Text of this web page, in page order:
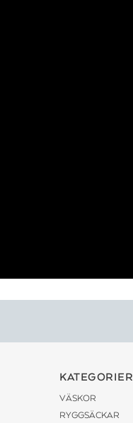
KATEGORIER
VÄSKOR
RYGGSÄCKAR